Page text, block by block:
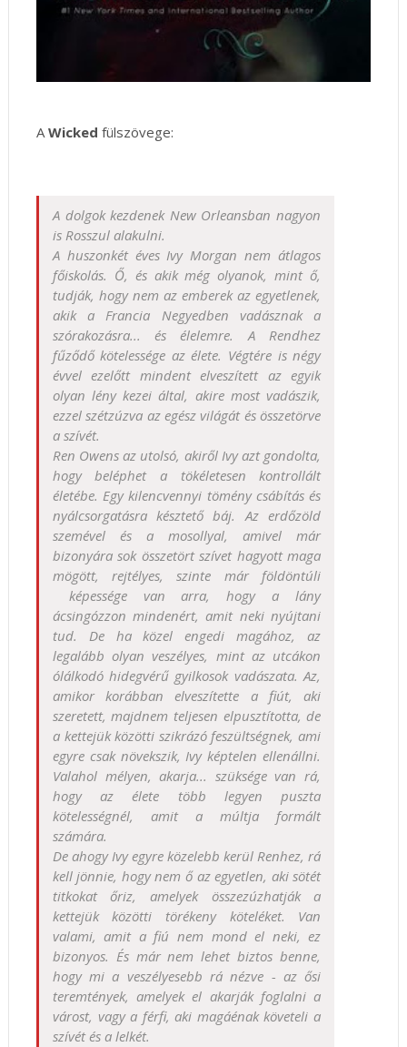
AWicked fülszövege:
A dolgok kezdenek New Orleansban nagyon
is Rosszul alakulni.
A huszonkét éves Ivy Morgan nem átlagos
főiskolás. Ő, és akik még olyanok, mint ő,
tudják, hogy nem az emberek az egyetlenek,
akik a Francia Negyedben vadásznak a
szórakozásra... és élelemre. A Rendhez
fűződő kötelessége az élete. Végtére is négy
évvel ezelőtt mindent elveszített az egyik
olyan lény kezei által, akire most vadászik,
ezzel szétzúzva az egész világát és összetörve
a szívét.
Ren Owens az utolsó, akiről Ivy azt gondolta,
hogy beléphet a tökéletesen kontrollált
életébe. Egy kilencvennyi tömény csábítás és
nyálcsorgatásra késztető báj. Az erdőzöld
szemével és a mosollyal, amivel már
bizonyára sok összetört szívet hagyott maga
mögött, rejtélyes, szinte már földöntúli
képessége van arra, hogy a lány
ácsingózzon mindenért, amit neki nyújtani
tud. De ha közel engedi magához, az
legalább olyan veszélyes, mint az utcákon
ólálkodó hidegvérű gyilkosok vadászata. Az,
amikor korábban elveszítette a fiút, aki
szeretett, majdnem teljesen elpusztította, de
a kettejük közötti szikrázó feszültségnek, ami
egyre csak növekszik, Ivy képtelen ellenállni.
Valahol mélyen, akarja... szüksége van rá,
hogy az élete több legyen puszta
kötelességnél, amit a múltja formált
számára.
De ahogy Ivy egyre közelebb kerül Renhez, rá
kell jönnie, hogy nem ő az egyetlen, aki sötét
titkokat őriz, amelyek összezúzhatják a
kettejük közötti törékeny köteléket. Van
valami, amit a fiú nem mond el neki, ez
bizonyos. És már nem lehet biztos benne,
hogy mi a veszélyesebb rá nézve - az ősi
teremtények, amelyek el akarják foglalni a
várost, vagy a férfi, aki magáénak követeli a
szívét és a lelkét.